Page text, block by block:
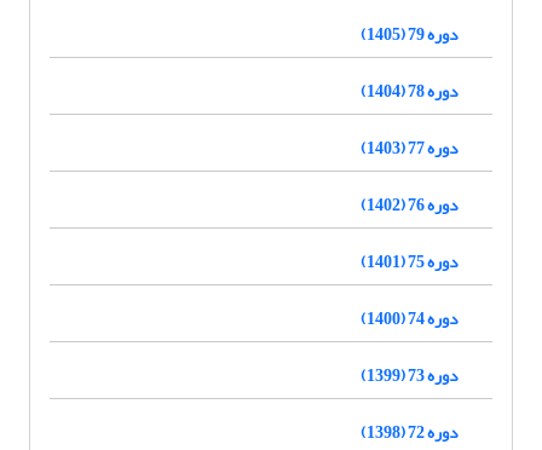
دوره 79 (1405)
دوره 78 (1404)
دوره 77 (1403)
دوره 76 (1402)
دوره 75 (1401)
دوره 74 (1400)
دوره 73 (1399)
دوره 72 (1398)